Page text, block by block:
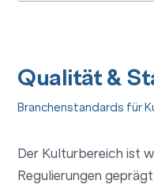
Qualität &
Branchenstandards für
Der Kulturbereich ist
Regulierungen